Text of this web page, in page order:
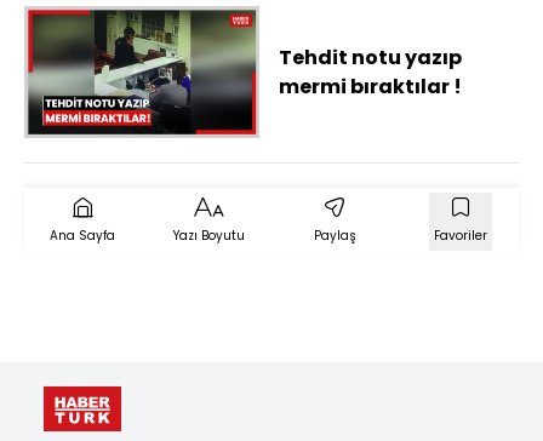
Tehdit notu yazıp
mermi bıraktılar !
Ana Sayfa Yazı Boyutu Paylaş Favoriler